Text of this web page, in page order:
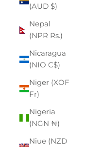
(AUD $)
Nepal
(NPR Rs.)
Nicaragua
(NIO C$)
Niger (XOF
Fr)
Nigeria
(NGN ₦)
Niue (NZD